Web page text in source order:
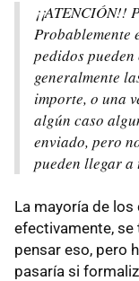
¡¡ATENCIÓN!!
Probablemente
pedidos
generalmente
importe, o una
algún caso
enviado, pero
pueden llegar a
La mayoría de
efectivamente, se
pensar eso, pero
pasaría si